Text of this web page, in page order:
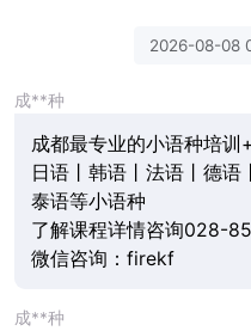
2026-08-08
成**种
成都最专业的小语种培训
日语丨韩语丨法语丨德语
泰语等小语种
了解课程详情咨询028-
微信咨询：firekf
成**种